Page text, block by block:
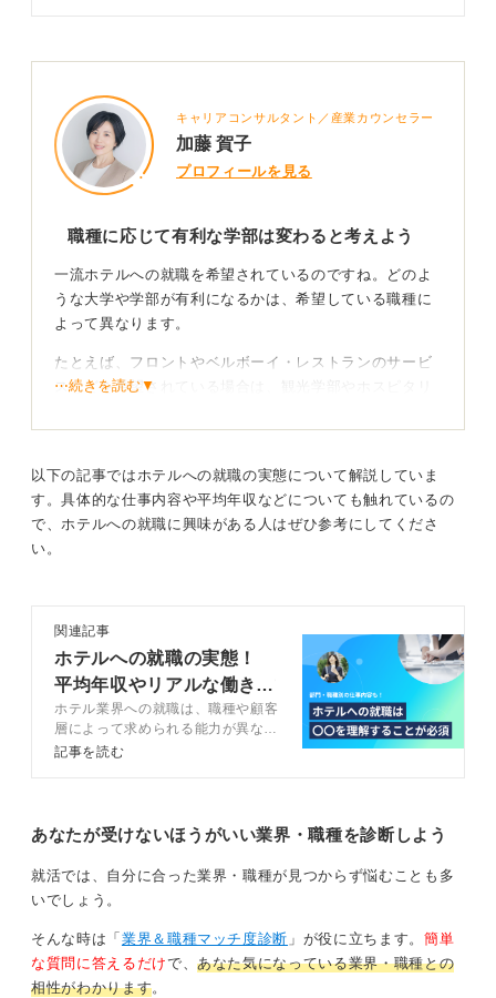
ためにも、早めに業界研究をおこな
キャリアコンサルタント／産業カウンセラー
加藤 賀子
プロフィールを見る
職種に応じて有利な学部は変わると考えよう
一流ホテルへの就職を希望されているのですね。どのよ
うな大学や学部が有利になるかは、希望している職種に
よって異なります。
たとえば、フロントやベルボーイ・レストランのサービ
スなどを希望されている場合は、観光学部やホスピタリ
しょう。
本部でのマーケティングや経営企画などを希望されてい
る場合は、経営学部や商学部・経済学部で学んだことが
有利に働くでしょう。
学生のうちに身に付けると良い経験やスキルも、希望さ
れている職種によって異なります。
サービス業を希望されているのであれば、質の高いサー
ビスが提供できるよう自身も機会があれば一流のサービ
スを受けて、真似るべきところは真似ていくと良いと考
えます。
やサービス業界の市場動向を頻繁にチェックするなどし
語学力やコミュニケーション能力は評価ポイントに
また、一流ホテルは、各国のVIPも使用するホテルです
⋯続きを読む▼
以下の記事ではホテルへの就職の実態について解説していま
す。具体的な仕事内容や平均年収などについても触れているの
で、ホテルへの就職に興味がある人はぜひ参考にしてくださ
い。
関連記事
ホテルへの就職の実態！
平均年収やリアルな働き方
をプロが徹底解説
ホテル業界への就職は、職種や顧客
層によって求められる能力が異なり
ます。この記事ではホテル就職の実
で、ぜひ参考にしてみてください。
記事を読む
あなたが受けないほうがいい業界・職種を診断しよう
就活では、自分に合った業界・職種が見つからず悩むことも多
いでしょう。
そんな時は「 業界＆職種マッチ度診断 」が役に立ちます。 簡単
な質問に答えるだけで、あなた気になっている業界・職種との
相性がわかります。